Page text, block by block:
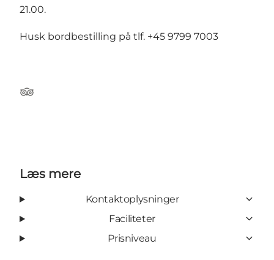
21.00.
Husk bordbestilling på tlf. +45 9799 7003
TripAdvisor
Læs mere
Kontaktoplysninger
Faciliteter
Prisniveau